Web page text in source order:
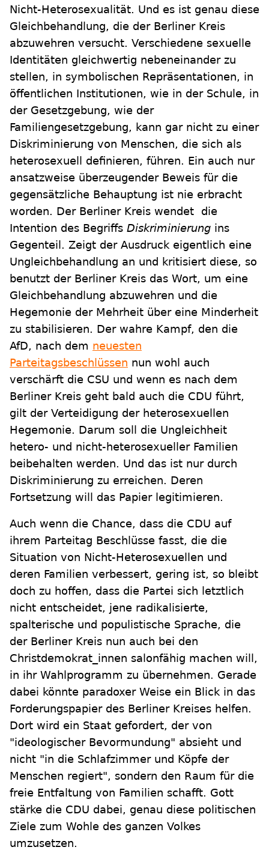
Nicht-Heterosexualität. Und es ist genau diese
Gleichbehandlung, die der Berliner Kreis
abzuwehren versucht. Verschiedene sexuelle
Identitäten gleichwertig nebeneinander zu
stellen, in symbolischen Repräsentationen, in
öffentlichen Institutionen, wie in der Schule, in
der Gesetzgebung, wie der
Familiengesetzgebung, kann gar nicht zu einer
Diskriminierung von Menschen, die sich als
heterosexuell definieren, führen. Ein auch nur
ansatzweise überzeugender Beweis für die
gegensätzliche Behauptung ist nie erbracht
worden. Der Berliner Kreis wendet die
Intention des Begriffs Diskriminierung ins
Gegenteil. Zeigt der Ausdruck eigentlich eine
Ungleichbehandlung an und kritisiert diese, so
benutzt der Berliner Kreis das Wort, um eine
Gleichbehandlung abzuwehren und die
Hegemonie der Mehrheit über eine Minderheit
zu stabilisieren. Der wahre Kampf, den die
AfD, nach dem neuesten
Parteitagsbeschlüssen nun wohl auch
verschärft die CSU und wenn es nach dem
Berliner Kreis geht bald auch die CDU führt,
gilt der Verteidigung der heterosexuellen
Hegemonie. Darum soll die Ungleichheit
hetero- und nicht-heterosexueller Familien
beibehalten werden. Und das ist nur durch
Diskriminierung zu erreichen. Deren
Fortsetzung will das Papier legitimieren.
Auch wenn die Chance, dass die CDU auf
ihrem Parteitag Beschlüsse fasst, die die
Situation von Nicht-Heterosexuellen und
deren Familien verbessert, gering ist, so bleibt
doch zu hoffen, dass die Partei sich letztlich
nicht entscheidet, jene radikalisierte,
spalterische und populistische Sprache, die
der Berliner Kreis nun auch bei den
Christdemokrat_innen salonfähig machen will,
in ihr Wahlprogramm zu übernehmen. Gerade
dabei könnte paradoxer Weise ein Blick in das
Forderungspapier des Berliner Kreises helfen.
Dort wird ein Staat gefordert, der von
"ideologischer Bevormundung" absieht und
nicht "in die Schlafzimmer und Köpfe der
Menschen regiert", sondern den Raum für die
freie Entfaltung von Familien schafft. Gott
stärke die CDU dabei, genau diese politischen
Ziele zum Wohle des ganzen Volkes
umzusetzen.